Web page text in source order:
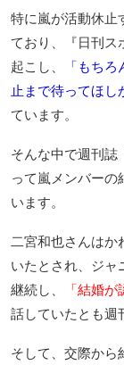
特に嵐が活動休止
ており、『日刊ス
起こし、
「もち
止まで待ってほし
ています。
そんな中で週刊誌
って嵐メンバーの
います。
二宮和也さんはか
いたとされ、ジャ
継続し、
「結婚
話していたとも週
そして、交際から